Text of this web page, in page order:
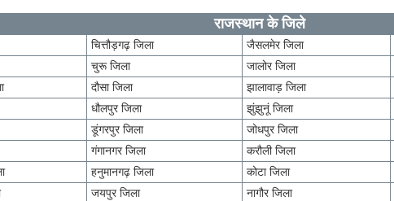
राजस्थान के जिले
चित्तौड़गढ़ जिला जैसलमेर जिला
चुरू जिला जालोर जिला
दौसा जिला झालावाड़ जिला
धौलपुर जिला झुंझुनूं जिला
डूंगरपुर जिला जोधपुर जिला
गंगानगर जिला करौली जिला
हनुमानगढ़ जिला कोटा जिला
जयपुर जिला नागौर जिला